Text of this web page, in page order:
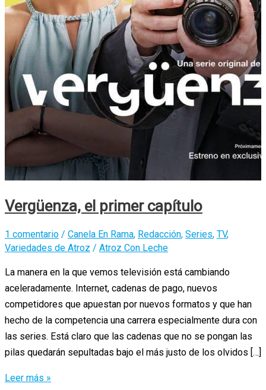
Vergüenza, el primer capítulo
1 comentario / Canela En Rama, Redacción, Series, TV,
Variedades de Atroz / Atroz Con Leche
La manera en la que vemos televisión está cambiando
aceleradamente. Internet, cadenas de pago, nuevos
competidores que apuestan por nuevos formatos y que han
hecho de la competencia una carrera especialmente dura con
las series. Está claro que las cadenas que no se pongan las
pilas quedarán sepultadas bajo el más justo de los olvidos […]
Vergüenza,
Leer más »